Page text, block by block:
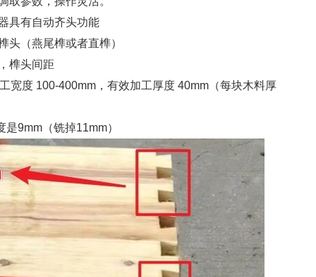
具有自动齐头功能
头（燕尾榫或者直榫）
榫头间距
宽度 100-400mm，有效加工厚度 40mm（每块木料厚
9mm（铣掉11mm）